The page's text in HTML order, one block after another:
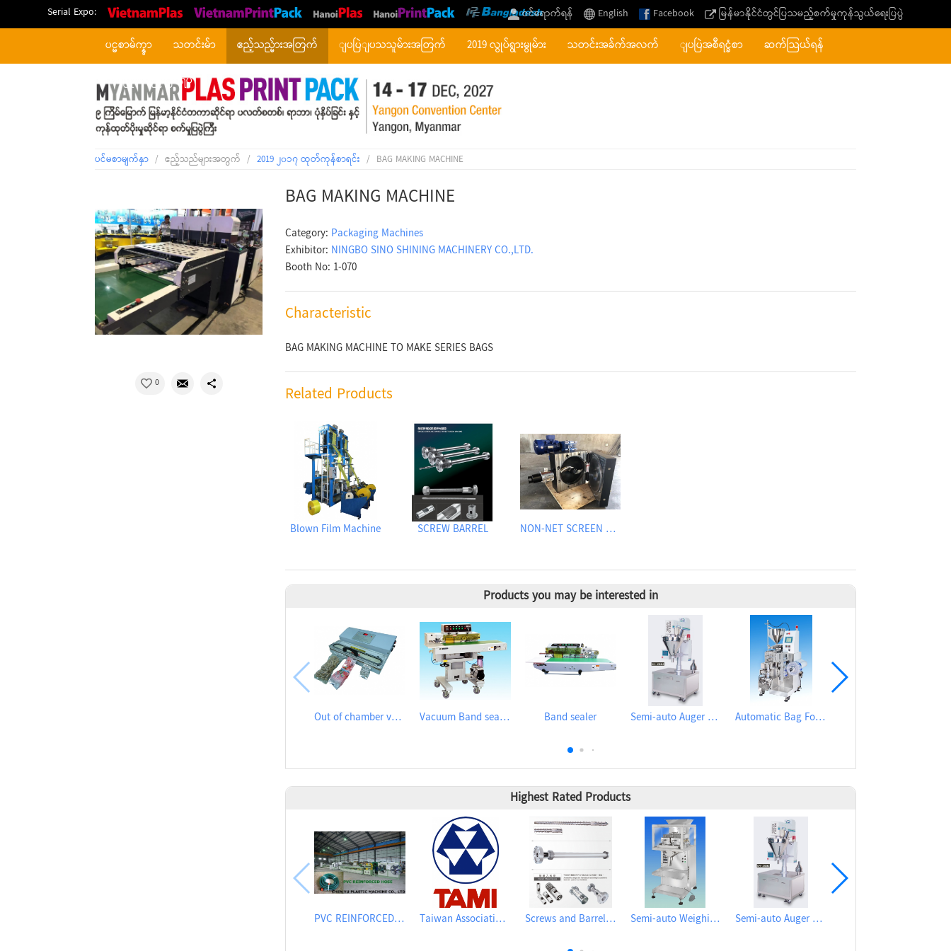
Serial Expo: ဝင်ရောက်ရန် English Facebook မြန်မာနိုင်ငံတွင်ပြသမည့်စက်မှုကုန်သွယ်ရေးပြပွဲ
ပင္မစာမ်က္နွာ သတင်းမ်ာ ဧည့်သည္မ်ားအတြက် ျပပြဲျပသသူမ်ားအတြက် 2019 လွုပ်ရွားမွုမ်ား သတင်းအခ်က်အလက် ျပပြဲအစီရင္ခံစာ
ဆက်သြယ်ရန်
တစ်ပြိုင်တည်းဖြစ်ရပ်
ပင်မစာမျက်နှာ / ဧည့်သည်များအတွက် / 2019 ၂၀၁၇ ထုတ်ကုန်စာရင်း / BAG MAKING MACHINE
0
BAG MAKING MACHINE
Category: Packaging Machines
Exhibitor: NINGBO SINO SHINING MACHINERY CO.,LTD.
Booth No: 1-070
Characteristic
BAG MAKING MACHINE TO MAKE SERIES BAGS
Related Products
Blown Film Machine SCREW BARREL NON-NET SCREEN CHANGER
Products you may be interested in
Out of chamber vacuum sealer Vacuum Band sealer Band sealer Semi-auto Auger Type Powder Metering Filling Machine Automatic Bag Forming Filling Metering Packaging Machine for Liquid Small package
Highest Rated Products
PVC REINFORCED HOSE EXTRUSION LINE / GARDEN HOSE Taiwan Association of Machinery Industry Screws and Barrels for Blow molding machinery Semi-auto Weighing Filling Machine for granular Semi-auto Auger Type Powder Metering Filling Machine